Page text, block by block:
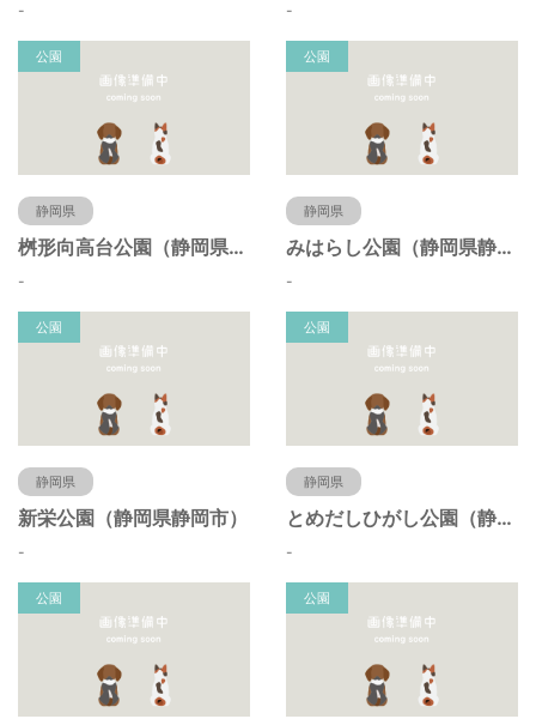
- -
公園
静岡県
桝形向高台公園（静岡県静岡市）
-
公園
静岡県
みはらし公園（静岡県静岡市）
-
公園
静岡県
新栄公園（静岡県静岡市）
-
公園
静岡県
とめだしひがし公園（静岡県静岡市）
-
公園 公園